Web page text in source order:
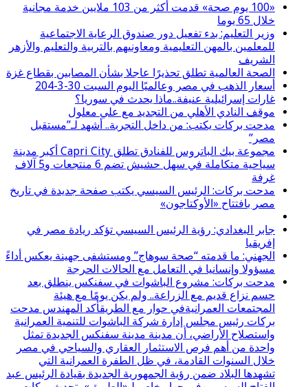
«100 يوم صحة» قدمت أكثر من 103 ملايين خدمة مجانية
خلال 65 يوما
وزير التعليم: بدء تفعيل دور صندوق الرعاية الاجتماعية
للمعلمين بالمهن التعليمية ومعاونيهم بالتربية والتعليم والأزهر
الشريف
الصحة العالمية تطلق تحذيرًا عاجلا بشأن المصابين بقطاع غزة
أسعار الذهب في مصر وعالميًا اليوم السبت 30-3-204
غارات إسرائيلية عنيفة..ماذا يحدث في سوريا؟
موقف النادي الأهلي من التجديد مع علي معلول
مدحت بركات يكتب: من داخل التجربة.. أشهد لـ”مستقبل
مصر”
مجموعة بيك الباتروس للفنادق تطلق Capri City أكبر مدينة
سياحية متكاملة في سهل حشيش تضم 6 منتجعات و5 آلاف
غرفة
مدحت بركات: الرئيس السيسي يكتب صفحة جديدة في تاريخ
مصر بافتتاح «الأوكتاجون»
جابر البغدادي: رؤية الرئيس السيسي تؤكد ريادة مصر في
إفريقيا
الجهني: ما قدمته “صحة سوهاج” ومستشفى جهينة يعكس أداءً
مسؤولا وإنسانيا في التعامل مع الحالات الحرجة
مدحت بركات: مشروع الباشوات في سفنكس ينطلق بعد
حسم نزاع قديم مع الزراعة.. ولم يكن يومًا مع هيئة
المجتمعات العمرانيةفي حوار مع الطريقأكد المهندس مدحت
بركات رئيس مجلس إدارة شركة الباشوات للتنمية العمرانية
واستصلاح الأراضي، أن مدينة مدينة سفنكس الجديدة تمثل
واحدة من أهم فرص الاستثمار العقاري والسياحي في مصر
خلال السنوات القادمة، في ظل الطفرة العمرانية التي
تشهدها البلاد ضمن رؤية الجمهورية الجديدة بقيادة الرئيس عبد